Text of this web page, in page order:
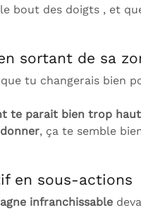
bout des doigts , et
sortant de sa
tu changerais bien
te parait bien trop haut
, ça te semble
en sous-actions
infranchissable